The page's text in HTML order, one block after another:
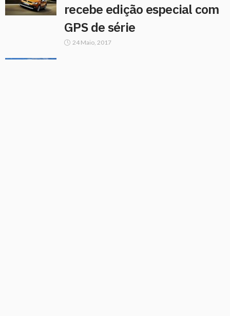
recebe edição especial com
GPS de série
24 Maio, 2017